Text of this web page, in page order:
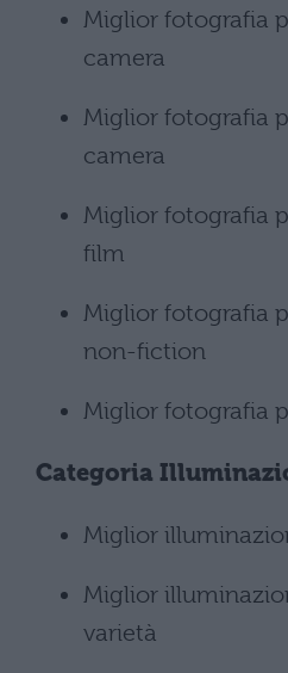
Miglior fotografia
camera
Miglior fotografia
camera
Miglior fotografia
film
Miglior fotografia
non-fiction
Miglior fotografia
Categoria
Miglior
Miglior
varietà